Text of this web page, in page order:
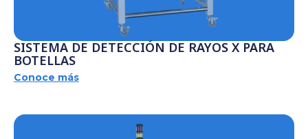
SISTEMA DE DETECCIÓN DE RAYOS X PARA
BOTELLAS
Conoce más